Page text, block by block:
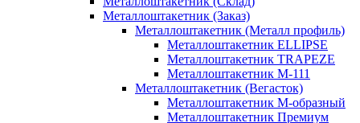
Металлоштакетник (Заказ)
Металлоштакетник (Металл профиль)
Металлоштакетник ELLIPSE
Металлоштакетник TRAPEZE
Металлоштакетник М-111
Металлоштакетник (Вегасток)
Металлоштакетник М-образный
Металлоштакетник Премиум